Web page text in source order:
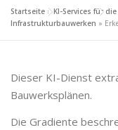
Startseite »KI-Services für
Infrastrukturbauwerken »
Dieser KI-Dienst
Bauwerksplänen.
Die Gradiente